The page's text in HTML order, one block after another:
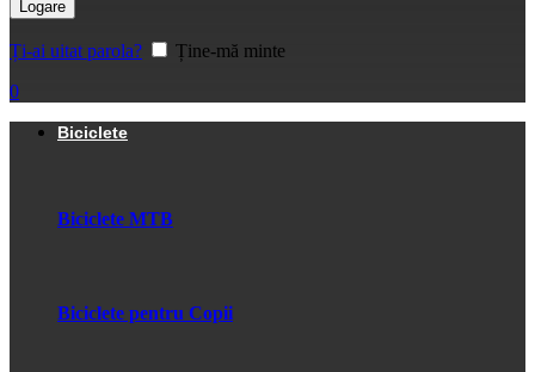
Logare
Ți-ai uitat parola?
Ține-mă minte
0
Biciclete
Biciclete MTB
Biciclete pentru Copii